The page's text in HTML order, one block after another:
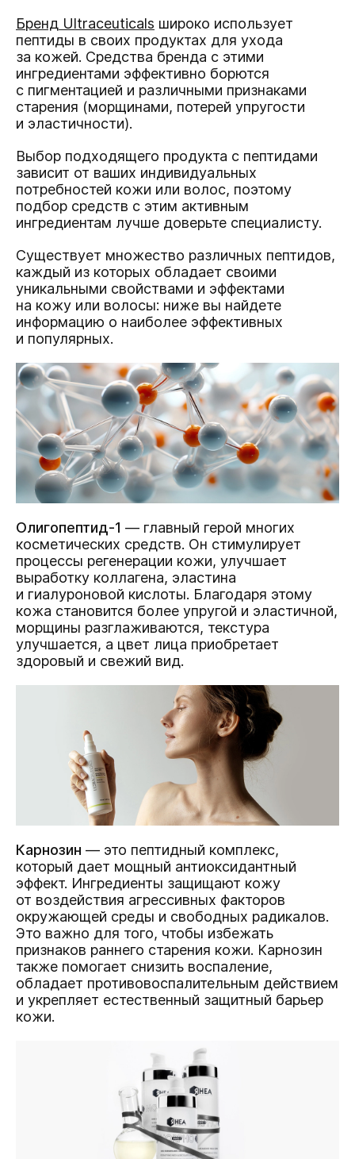
Бренд Ultraceuticals широко использует
пептиды в своих продуктах для ухода
за кожей. Средства бренда с этими
ингредиентами эффективно борются
с пигментацией и различными признаками
старения (морщинами, потерей упругости
и эластичности).
Выбор подходящего продукта с пептидами
зависит от ваших индивидуальных
потребностей кожи или волос, поэтому
подбор средств с этим активным
ингредиентам лучше доверьте специалисту.
Существует множество различных пептидов,
каждый из которых обладает своими
уникальными свойствами и эффектами
на кожу или волосы: ниже вы найдете
информацию о наиболее эффективных
и популярных.
Олигопептид-1 — главный герой многих
косметических средств. Он стимулирует
процессы регенерации кожи, улучшает
выработку коллагена, эластина
и гиалуроновой кислоты. Благодаря этому
кожа становится более упругой и эластичной,
морщины разглаживаются, текстура
улучшается, а цвет лица приобретает
здоровый и свежий вид.
Карнозин — это пептидный комплекс,
который дает мощный антиоксидантный
эффект. Ингредиенты защищают кожу
от воздействия агрессивных факторов
окружающей среды и свободных радикалов.
Это важно для того, чтобы избежать
признаков раннего старения кожи. Карнозин
также помогает снизить воспаление,
обладает противовоспалительным действием
и укрепляет естественный защитный барьер
кожи.